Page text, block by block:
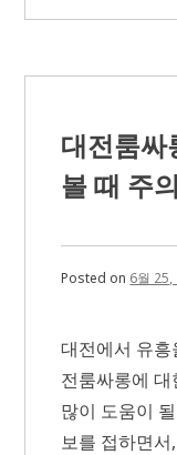
과
장
소
로
서
래
방
찾
준
대전룸싸
볼 때 주
Posted on 6월
대전에서 유
전룸싸롱에
많이 도움이
보를 접하면